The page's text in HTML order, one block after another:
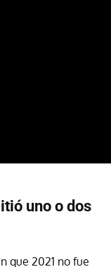
uno o dos
que 2021 no fue